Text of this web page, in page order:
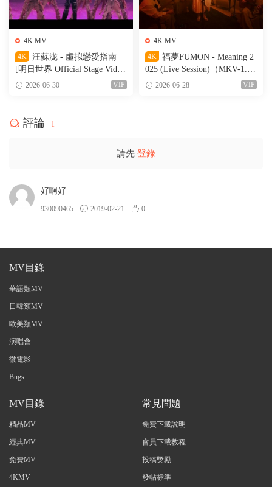
4K MV
4K
汪蘇泷 - 虛拟戀愛指南
[明日世界 Official Stage Vide
o]（MKV-527M）
2026-06-30 VIP
4K MV
4K
福夢FUMON - Meaning 2
025 (Live Session)（MKV-1.56
G）2026-06-28 VIP
評論 1
請先 登錄
好啊好
930090465 2019-02-21 0
MV目錄
華語類MV
日韓類MV
歐美類MV
演唱會
微電影
Bugs
MV目錄
精品MV
經典MV
免費MV
4KMV
常見問題
免費下載說明
會員下載教程
投稿獎勵
發帖标準